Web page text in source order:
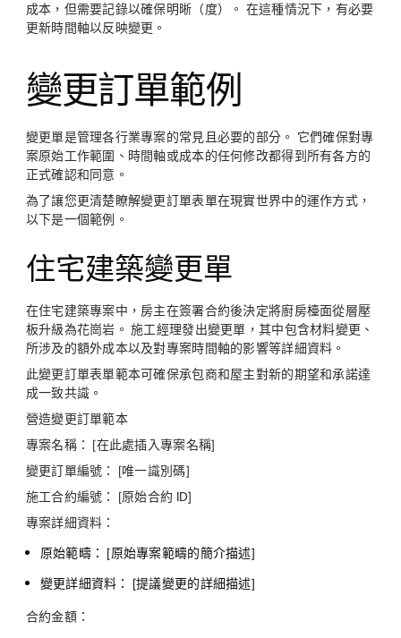
成本，但需要記錄以確保明晰（度）。 在這種情況下，有必要
更新時間軸以反映變更。
變更訂單範例
變更單是管理各行業專案的常見且必要的部分。 它們確保對專
案原始工作範圍、時間軸或成本的任何修改都得到所有各方的
正式確認和同意。
為了讓您更清楚瞭解變更訂單表單在現實世界中的運作方式，
以下是一個範例。
住宅建築變更單
在住宅建築專案中，房主在簽署合約後決定將廚房檯面從層壓
板升級為花崗岩。 施工經理發出變更單，其中包含材料變更、
所涉及的額外成本以及對專案時間軸的影響等詳細資料。
此變更訂單表單範本可確保承包商和屋主對新的期望和承諾達
成一致共識。
營造變更訂單範本
專案名稱： [在此處插入專案名稱]
變更訂單編號： [唯一識別碼]
施工合約編號： [原始合約 ID]
專案詳細資料：
原始範疇： [原始專案範疇的簡介描述]
變更詳細資料： [提議變更的詳細描述]
合約金額：